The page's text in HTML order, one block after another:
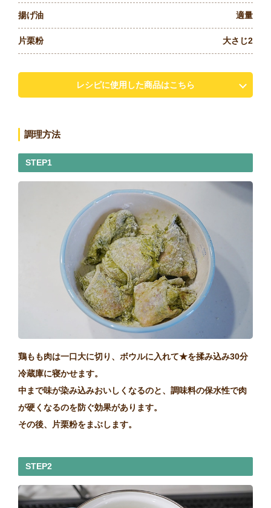
揚げ油 適量
片栗粉 大さじ2
レシピに使用した商品はこちら
調理方法
STEP1
鶏もも肉は一口大に切り、ボウルに入れて★を揉み込み30分
冷蔵庫に寝かせます。
中まで味が染み込みおいしくなるのと、調味料の保水性で肉
が硬くなるのを防ぐ効果があります。
その後、片栗粉をまぶします。
STEP2